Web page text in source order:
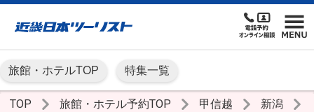
旅館・ホテルTOP 特集一覧
TOP 旅館・ホテル予約TOP 甲信越 新潟